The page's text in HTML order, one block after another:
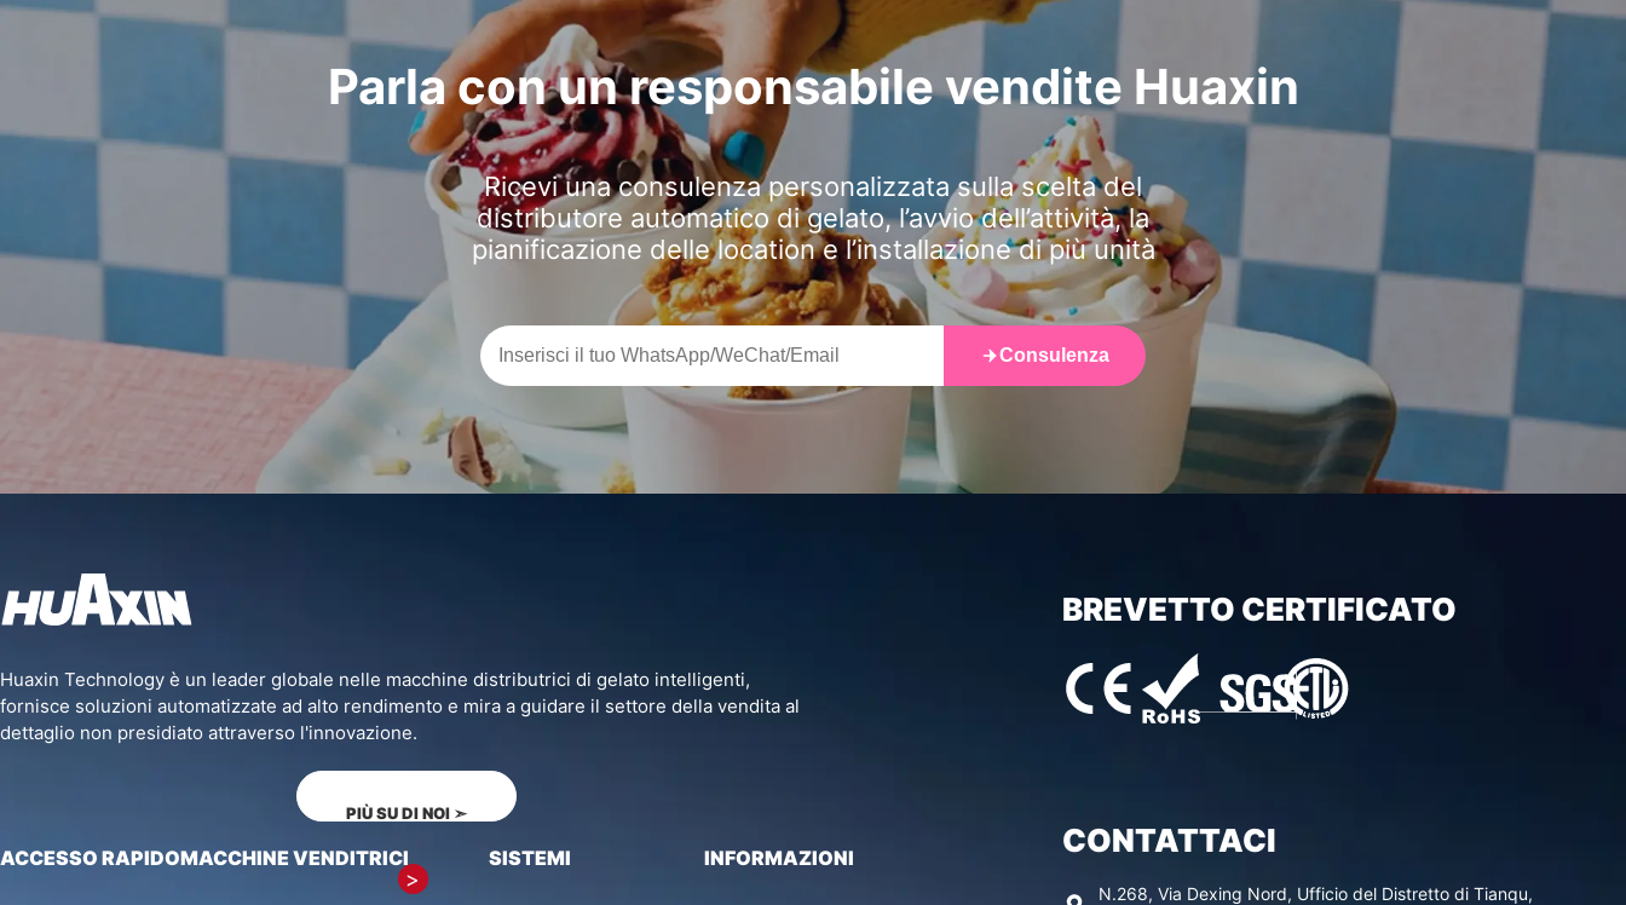
Parla con un responsabile vendite Huaxin
Ricevi una consulenza personalizzata sulla scelta del
distributore automatico di gelato, l’avvio dell’attività, la
pianificazione delle location e l’installazione di più unità
Consulenza
Huaxin Technology è un leader globale nelle macchine distributrici di gelato intelligenti,
fornisce soluzioni automatizzate ad alto rendimento e mira a guidare il settore della vendita al
dettaglio non presidiato attraverso l'innovazione.
PIÙ SU DI NOI ➣
ACCESSO RAPIDOMACCHINE VENDITRICI SISTEMI INFORMAZIONI
BREVETTO CERTIFICATO
CONTATTACI
N.268, Via Dexing Nord, Ufficio del Distretto di Tianqu,